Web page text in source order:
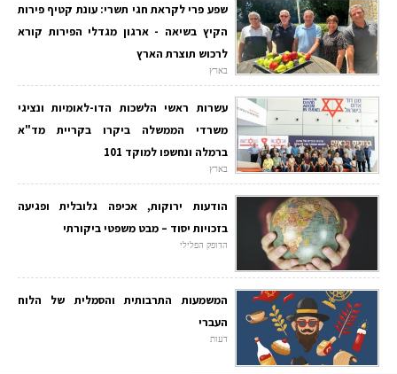
שפע פרי לקראת חגי תשרי: עונת קטיף פירות
הקיץ בשיאה - ארגון מגדלי הפירות קורא
לרכוש תוצרת הארץ
בארץ
עשרות ראשי הלשכות הדו-לאומיות ונציגי
משרדי הממשלה ביקרו בקריית מד"א
ברמלה ונחשפו למוקד 101
בארץ
הודעות ירוקות, אכיפה גלובלית ופגיעה
בזכויות יסוד – מבט משפטי ביקורתי
הדופק הפלילי
המשמעות התרבותית והסמלית של הלוח
העברי
דעות